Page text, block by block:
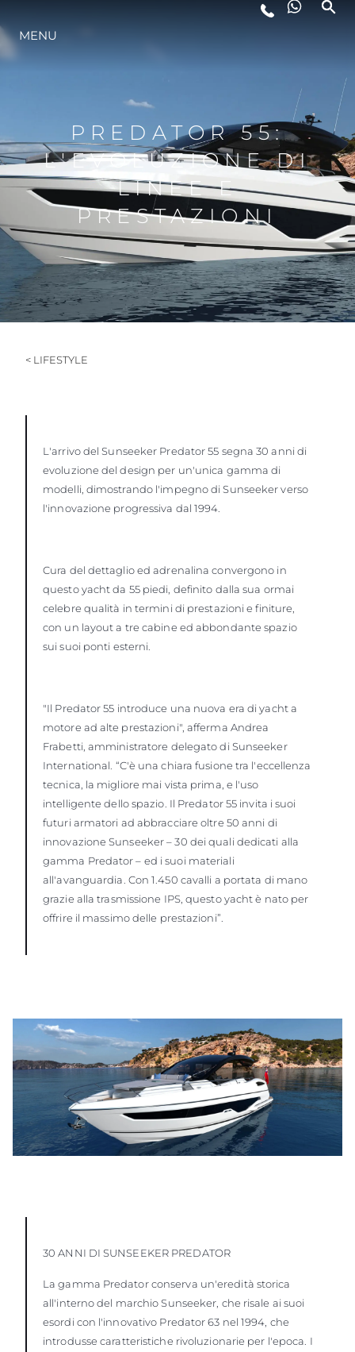
INNOVAZIONE
L'AZIENDA
IL TEAM
HERITAGE
MENU
PREDATOR 55:
L'EVOLUZIONE DI
LINEE E
PRESTAZIONI
< LIFESTYLE
L'arrivo del Sunseeker Predator 55 segna 30 anni di
evoluzione del design per un'unica gamma di
modelli, dimostrando l'impegno di Sunseeker verso
l'innovazione progressiva dal 1994.
Cura del dettaglio ed adrenalina convergono in
questo yacht da 55 piedi, definito dalla sua ormai
celebre qualità in termini di prestazioni e finiture,
con un layout a tre cabine ed abbondante spazio
sui suoi ponti esterni.
"Il Predator 55 introduce una nuova era di yacht a
motore ad alte prestazioni", afferma Andrea
Frabetti, amministratore delegato di Sunseeker
International. “C'è una chiara fusione tra l'eccellenza
tecnica, la migliore mai vista prima, e l'uso
intelligente dello spazio. Il Predator 55 invita i suoi
futuri armatori ad abbracciare oltre 50 anni di
innovazione Sunseeker – 30 dei quali dedicati alla
gamma Predator – ed i suoi materiali
all'avanguardia. Con 1.450 cavalli a portata di mano
grazie alla trasmissione IPS, questo yacht è nato per
offrire il massimo delle prestazioni”.
30 ANNI DI SUNSEEKER PREDATOR
La gamma Predator conserva un'eredità storica
all'interno del marchio Sunseeker, che risale ai suoi
esordi con l'innovativo Predator 63 nel 1994, che
introdusse caratteristiche rivoluzionarie per l'epoca. I